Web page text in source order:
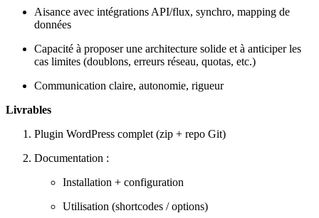
Aisance avec intégrations API/flux, synchro, mapping de
données
Capacité à proposer une architecture solide et à anticiper les
cas limites (doublons, erreurs réseau, quotas, etc.)
Communication claire, autonomie, rigueur
Livrables
Plugin WordPress complet (zip + repo Git)
Documentation :
Installation + configuration
Utilisation (shortcodes / options)